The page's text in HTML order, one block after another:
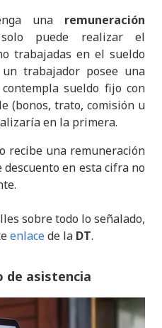
una remuneración
puede realizar el
trabajadas en el sueldo
trabajador posee una
sueldo fijo con
(bonos, trato, comisión u
en la primera.
recibe una remuneración
en esta cifra no
sobre todo lo señalado,
enlacede la DT.
asistencia